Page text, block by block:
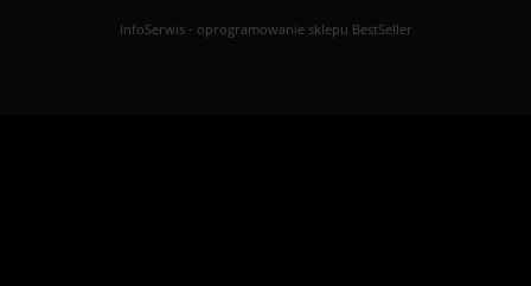
InfoSerwis- oprogramowanie sklepu BestSeller